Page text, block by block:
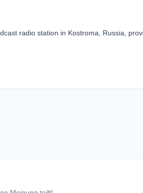
radio station in Kostroma, Russia,